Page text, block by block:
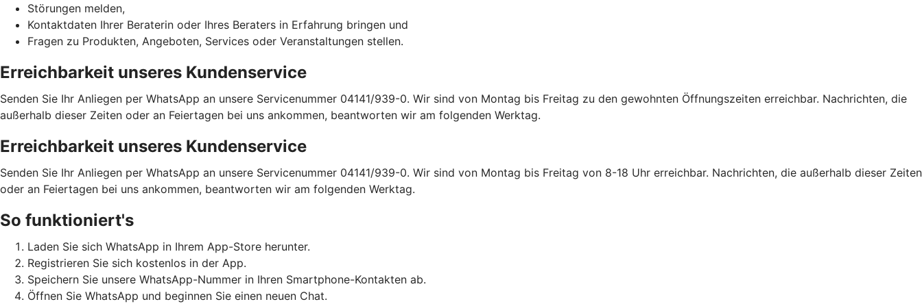
Störungen melden,
Kontaktdaten Ihrer Beraterin oder Ihres Beraters in Erfahrung bringen und
Fragen zu Produkten, Angeboten, Services oder Veranstaltungen stellen.
Erreichbarkeit unseres Kundenservice
Senden Sie Ihr Anliegen per WhatsApp an unsere Servicenummer 04141/939-0. Wir sind von Montag bis Freitag zu den gewohnten Öffnungszeiten erreichbar. Nachrichten, die
außerhalb dieser Zeiten oder an Feiertagen bei uns ankommen, beantworten wir am folgenden Werktag.
Erreichbarkeit unseres Kundenservice
Senden Sie Ihr Anliegen per WhatsApp an unsere Servicenummer 04141/939-0. Wir sind von Montag bis Freitag von 8-18 Uhr erreichbar. Nachrichten, die außerhalb dieser Zeiten
oder an Feiertagen bei uns ankommen, beantworten wir am folgenden Werktag.
So funktioniert's
Laden Sie sich WhatsApp in Ihrem App-Store herunter.
Registrieren Sie sich kostenlos in der App.
Speichern Sie unsere WhatsApp-Nummer in Ihren Smartphone-Kontakten ab.
Öffnen Sie WhatsApp und beginnen Sie einen neuen Chat.